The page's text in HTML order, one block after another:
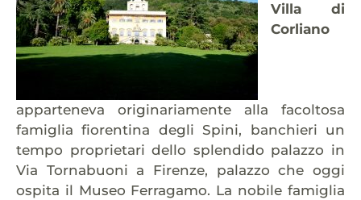
Villa di
Corliano
apparteneva originariamente alla facoltosa
famiglia fiorentina degli Spini, banchieri un
tempo proprietari dello splendido palazzo in
Via Tornabuoni a Firenze, palazzo che oggi
ospita il Museo Ferragamo. La nobile famiglia